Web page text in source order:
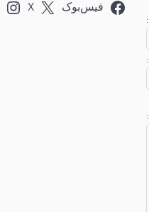
فیس‌بوک X